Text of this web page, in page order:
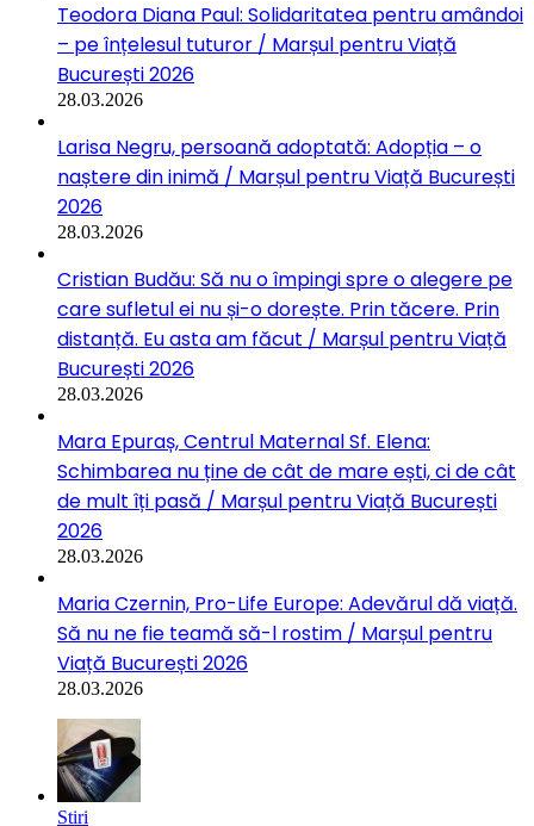
Teodora Diana Paul: Solidaritatea pentru amândoi
– pe înțelesul tuturor / Marșul pentru Viață
București 2026
28.03.2026
Larisa Negru, persoană adoptată: Adopția – o
naștere din inimă / Marșul pentru Viață București
2026
28.03.2026
Cristian Budău: Să nu o împingi spre o alegere pe
care sufletul ei nu și-o dorește. Prin tăcere. Prin
distanță. Eu asta am făcut / Marșul pentru Viață
București 2026
28.03.2026
Mara Epuraș, Centrul Maternal Sf. Elena:
Schimbarea nu ține de cât de mare ești, ci de cât
de mult îți pasă / Marșul pentru Viață București
2026
28.03.2026
Maria Czernin, Pro-Life Europe: Adevărul dă viață.
Să nu ne fie teamă să-l rostim / Marșul pentru
Viață București 2026
28.03.2026
Stiri